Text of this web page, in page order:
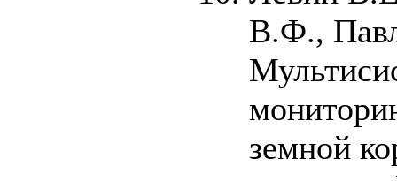
В.Ф.,
земной